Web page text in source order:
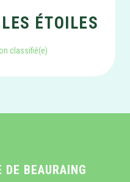
ÉTOILES
classifié(e)
DE BEAURAING